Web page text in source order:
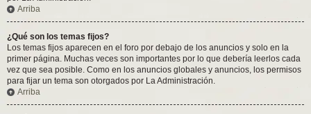
Arriba
¿Qué son los temas fijos?
Los temas fijos aparecen en el foro por debajo de los anuncios y solo en la
primer página. Muchas veces son importantes por lo que debería leerlos cada
vez que sea posible. Como en los anuncios globales y anuncios, los permisos
para fijar un tema son otorgados por La Administración.
Arriba